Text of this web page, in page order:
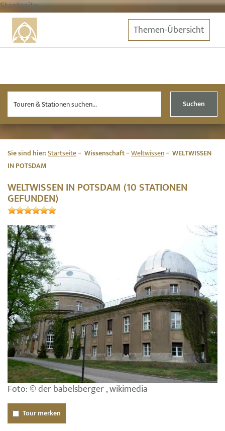
Startseite
Themen-Übersicht
Suchen
Sie sind hier:Startseite Wissenschaft Weltwissen
WELTWISSEN
IN POTSDAM
WELTWISSEN IN POTSDAM (10 STATIONEN
GEFUNDEN)
Foto: © der babelsberger , wikimedia
Tour merken